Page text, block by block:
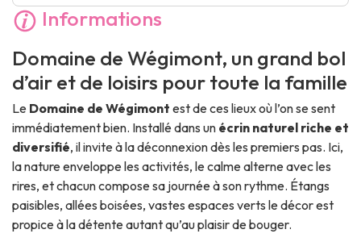
Informations
Domaine de Wégimont, un grand bol
d’air et de loisirs pour toute la famille
Le Domaine de Wégimont est de ces lieux où l’on se sent
immédiatement bien. Installé dans un écrin naturel riche et
diversifié, il invite à la déconnexion dès les premiers pas. Ici,
la nature enveloppe les activités, le calme alterne avec les
rires, et chacun compose sa journée à son rythme. Étangs
paisibles, allées boisées, vastes espaces verts le décor est
propice à la détente autant qu’au plaisir de bouger.